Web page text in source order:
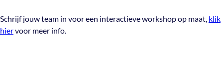
Schrijf jouw team in voor een interactieve workshop op maat, klik
hiervoor meer info.